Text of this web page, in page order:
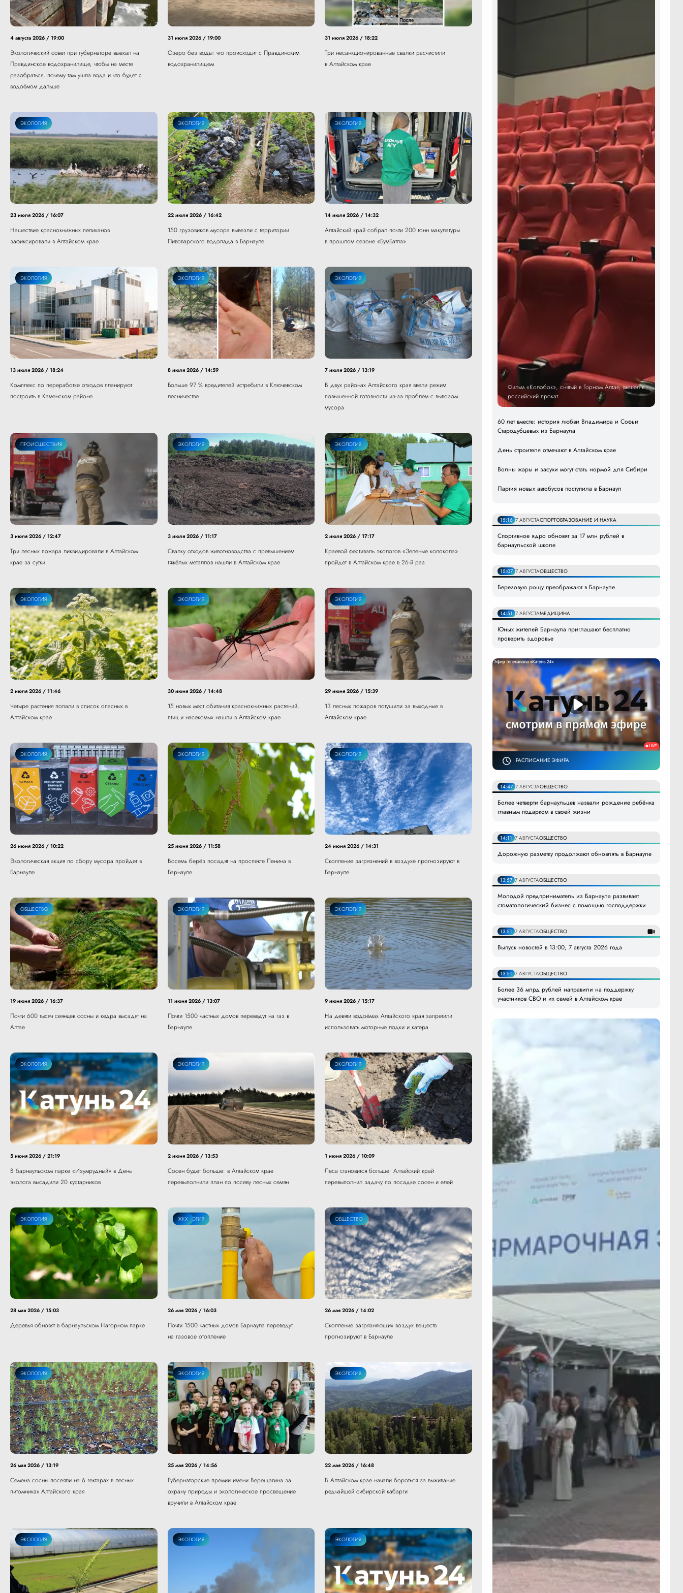
4 августа 2026 / 19:00
Экологический совет при губернаторе выехал на
Правдинское водохранилище, чтобы на месте
разобраться, почему там ушла вода и что будет с
водоёмом дальше
31 июля 2026 / 19:00
Озеро без воды: что происходит с Правдинским
водохранилищем
31 июля 2026 / 18:22
Три несанкционированные свалки расчистили
в Алтайском крае
ЭКОЛОГИЯ
23 июля 2026 / 16:07
Нашествие краснокнижных пеликанов
зафиксировали в Алтайском крае
ЖКХ
ЭКОЛОГИЯ
22 июля 2026 / 16:42
150 грузовиков мусора вывезли с территории
Пивоварского водопада в Барнауле
ЭКОЛОГИЯ
14 июля 2026 / 14:32
Алтайский край собрал почти 200 тонн макулатуры
в прошлом сезоне «БумБатла»
ЭКОЛОГИЯ
13 июля 2026 / 18:24
Комплекс по переработке отходов планируют
построить в Каменском районе
ЭКОЛОГИЯ
8 июля 2026 / 14:59
Больше 97 % вредителей истребили в Ключевском
лесничестве
ЭКОЛОГИЯ
7 июля 2026 / 13:19
В двух районах Алтайского края ввели режим
повышенной готовности из-за проблем с вывозом
мусора
ЭКОЛОГИЯ
ПРОИСШЕСТВИЯ
3 июля 2026 / 12:47
Три лесных пожара ликвидировали в Алтайском
крае за сутки
ЭКОЛОГИЯ
3 июля 2026 / 11:17
Свалку отходов животноводства с превышением
тяжёлых металлов нашли в Алтайском крае
ОБЩЕСТВО
ЭКОЛОГИЯ
2 июля 2026 / 17:17
Краевой фестиваль экологов «Зеленые колокола»
пройдет в Алтайском крае в 26-й раз
ЭКОЛОГИЯ
2 июля 2026 / 11:46
Четыре растения попали в список опасных в
Алтайском крае
ЭКОЛОГИЯ
30 июня 2026 / 14:48
15 новых мест обитания краснокнижных растений,
птиц и насекомых нашли в Алтайском крае
ЭКОЛОГИЯ
29 июня 2026 / 15:39
13 лесных пожаров потушили за выходные в
Алтайском крае
ЭКОЛОГИЯ
26 июня 2026 / 10:22
Экологическая акция по сбору мусора пройдет в
Барнауле
ЭКОЛОГИЯ
25 июня 2026 / 11:58
Восемь берёз посадят на проспекте Ленина в
Барнауле
ОБЩЕСТВО
ЭКОЛОГИЯ
24 июня 2026 / 14:31
Скопление загрязнений в воздухе прогнозируют в
Барнауле
ЭКОЛОГИЯ
ОБЩЕСТВО
19 июня 2026 / 16:37
Почти 600 тысяч сеянцев сосны и кедра высадят на
Алтае
ЖКХ
ЭКОЛОГИЯ
11 июня 2026 / 13:07
Почти 1500 частных домов переведут на газ в
Барнауле
ЭКОЛОГИЯ
9 июня 2026 / 15:17
На девяти водоёмах Алтайского края запретили
использовать моторные лодки и катера
ЭКОЛОГИЯ
5 июня 2026 / 21:19
В барнаульском парке «Изумрудный» в День
эколога высадили 20 кустарников
ЭКОЛОГИЯ
2 июня 2026 / 13:53
Сосен будет больше: в Алтайском крае
перевыполнили план по посеву лесных семян
ЭКОЛОГИЯ
1 июня 2026 / 10:09
Леса становится больше: Алтайский край
перевыполнил задачу по посадке сосен и елей
ОБЩЕСТВО
ЭКОЛОГИЯ
28 мая 2026 / 15:03
Деревья обновят в барнаульском Нагорном парке
ЭКОЛОГИЯ
ЖКХ
26 мая 2026 / 16:03
Почти 1500 частных домов Барнаула переведут
на газовое отопление
ЭКОЛОГИЯ
ОБЩЕСТВО
26 мая 2026 / 14:02
Скопление загрязняющих воздух веществ
прогнозируют в Барнауле
ЭКОЛОГИЯ
26 мая 2026 / 13:19
Семена сосны посеяли на 6 гектарах в лесных
питомниках Алтайского края
ЭКОЛОГИЯ
25 мая 2026 / 14:56
Губернаторские премии имени Верещагина за
охрану природы и экологическое просвещение
вручили в Алтайском крае
ЭКОЛОГИЯ
22 мая 2026 / 16:48
В Алтайском крае начали бороться за выживание
редчайшей сибирской кабарги
ЭКОЛОГИЯ ЭКОЛОГИЯ ЭКОЛОГИЯ
Фильм «Колобок», снятый в Горном Алтае, вышел в
российский прокат
60 лет вместе: история любви Владимира и Софьи
Стародубцевых из Барнаула
День строителя отмечают в Алтайском крае
Волны жары и засухи могут стать нормой для Сибири
Партия новых автобусов поступила в Барнаул
15:16 7 АВГУСТАСПОРТОБРАЗОВАНИЕ И НАУКА
Спортивное ядро обновят за 17 млн рублей в
барнаульской школе
15:07 7 АВГУСТАОБЩЕСТВО
Березовую рощу преображают в Барнауле
14:51 7 АВГУСТАМЕДИЦИНА
Юных жителей Барнаула приглашают бесплатно
проверить здоровье
РАСПИСАНИЕ ЭФИРА
14:47 7 АВГУСТАОБЩЕСТВО
Более четверти барнаульцев назвали рождение ребёнка
главным подарком в своей жизни
14:11 7 АВГУСТАОБЩЕСТВО
Дорожную разметку продолжают обновлять в Барнауле
13:57 7 АВГУСТАОБЩЕСТВО
Молодой предприниматель из Барнаула развивает
стоматологический бизнес с помощью господдержки
13:51 7 АВГУСТАОБЩЕСТВО
Выпуск новостей в 13:00, 7 августа 2026 года
13:51 7 АВГУСТАОБЩЕСТВО
Более 36 млрд рублей направили на поддержку
участников СВО и их семей в Алтайском крае